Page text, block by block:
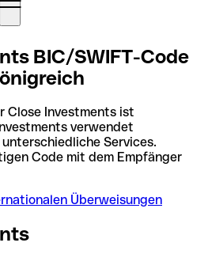
BIC/SWIFT-Code
Close Investments ist
verwendet
Services.
Code mit dem Empfänger
Überweisungen